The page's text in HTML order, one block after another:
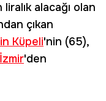
alacağı olan
çıkan
Küpeli'nin (65),
İzmir'den